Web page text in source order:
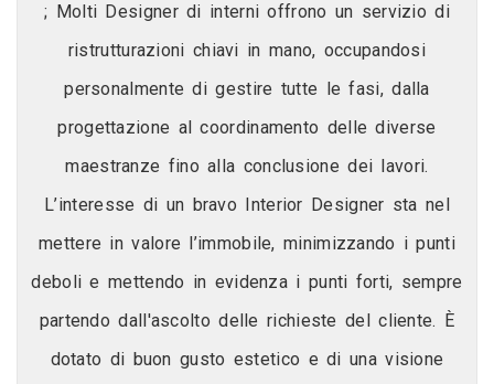
; Molti Designer di interni offrono un servizio di
ristrutturazioni chiavi in mano, occupandosi
personalmente di gestire tutte le fasi, dalla
progettazione al coordinamento delle diverse
maestranze fino alla conclusione dei lavori.
L’interesse di un bravo Interior Designer sta nel
mettere in valore l’immobile, minimizzando i punti
deboli e mettendo in evidenza i punti forti, sempre
partendo dall'ascolto delle richieste del cliente. È
dotato di buon gusto estetico e di una visione